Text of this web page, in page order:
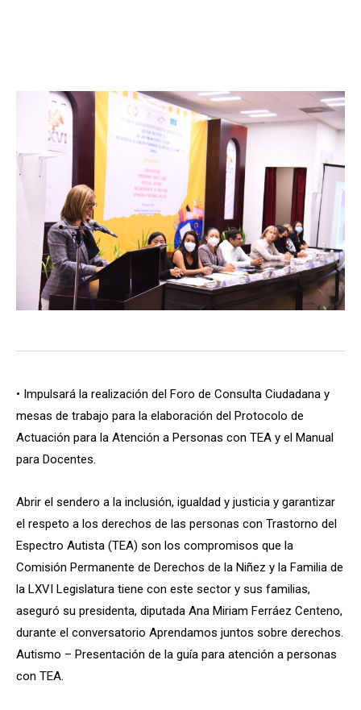
• Impulsará la realización del Foro de Consulta Ciudadana y
mesas de trabajo para la elaboración del Protocolo de
Actuación para la Atención a Personas con TEA y el Manual
para Docentes.
Abrir el sendero a la inclusión, igualdad y justicia y garantizar
el respeto a los derechos de las personas con Trastorno del
Espectro Autista (TEA) son los compromisos que la
Comisión Permanente de Derechos de la Niñez y la Familia de
la LXVI Legislatura tiene con este sector y sus familias,
aseguró su presidenta, diputada Ana Miriam Ferráez Centeno,
durante el conversatorio Aprendamos juntos sobre derechos.
Autismo – Presentación de la guía para atención a personas
con TEA.